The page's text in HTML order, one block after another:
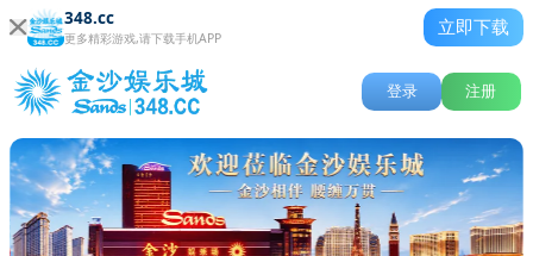
348.cc
更多精彩游戏,请下载手机APP
立即下载
登录 注册